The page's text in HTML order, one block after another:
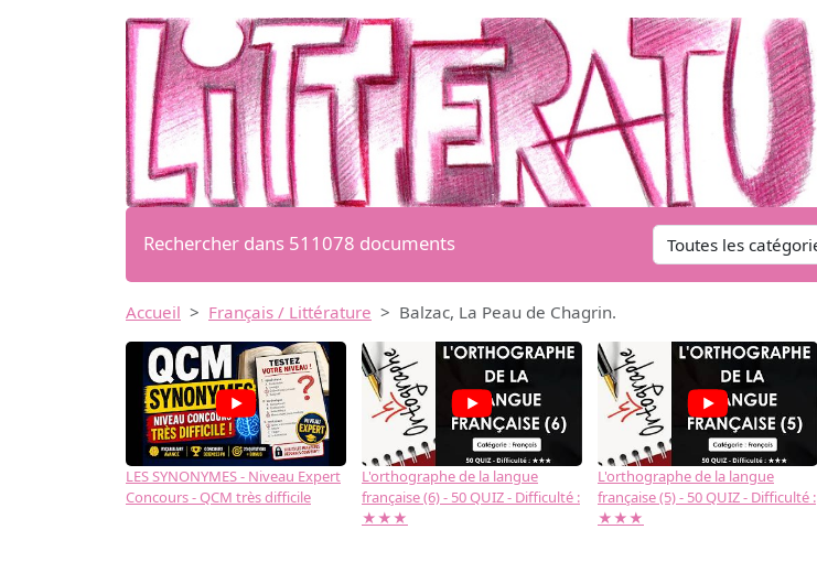
Rechercher dans 511078 documents
Accueil Français / Littérature Balzac, La Peau de Chagrin.
LES SYNONYMES - Niveau Expert
Concours - QCM très difficile
L'orthographe de la langue
française (6) - 50 QUIZ - Difficulté :
★★★
L'orthographe de la langue
française (5) - 50 QUIZ - Difficulté :
★★★